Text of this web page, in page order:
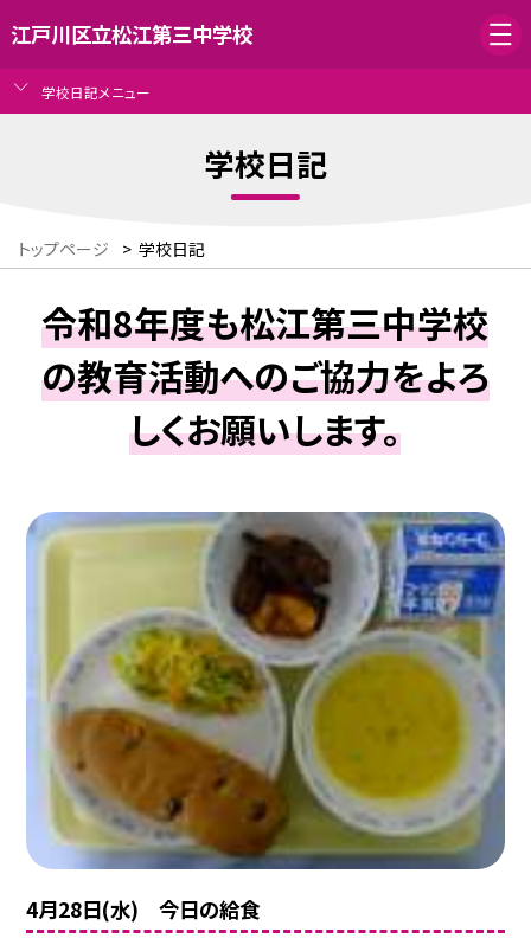
江戸川区立松江第三中学校
学校日記メニュー
学校日記
トップページ > 学校日記
令和8年度も松江第三中学校
の教育活動へのご協力をよろ
しくお願いします。
4月28日(水) 今日の給食